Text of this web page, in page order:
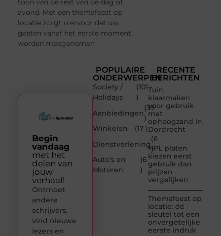
toon van de rest van de dag of
avond. Met een themafeest op
locatie zorgt u ervoor dat uw
gasten vanaf het eerste moment
worden meegenomen
POPULAIRE
ONDERWERPEN
Society /
Holidays
(101
)
Aanbiedingen
(39
)
Winkelen
(17 )
Dienstverlening
(6
)
Auto’s en
Motoren
(6
)
RECENTE
BERICHTEN
Tuin
klaarmaken
voor gebruik
met
ophoogzand in
Dordrecht
HPL platen
kiezen eerst
gebruik dan
prijzen
vergelijken
Themafeest op
locatie: dé
sleutel tot een
onvergetelijke
eerste indruk
Begin
vandaag
met het
delen van
jouw
verhaal!
Ontmoet
andere
schrijvers,
vind nieuwe
lezers en